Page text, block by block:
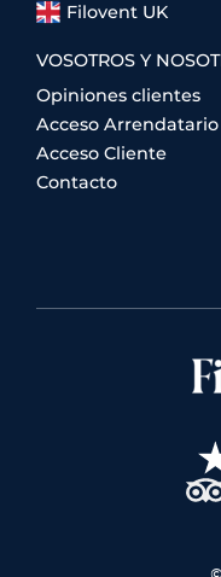
Filovent UK
VOSOTROS Y
Opiniones clientes
Acceso Arrendatario
Acceso Cliente
Contacto